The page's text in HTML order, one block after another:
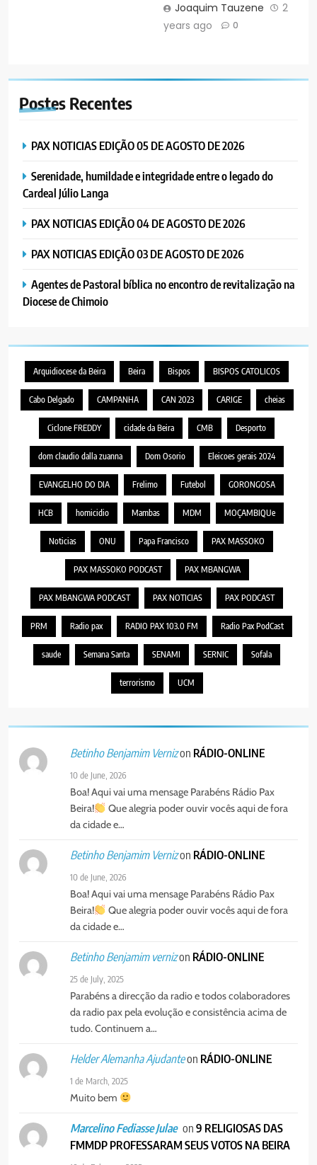
Joaquim Tauzene
2
years ago
0
Postes Recentes
PAX NOTICIAS EDIÇÃO 05 DE AGOSTO DE 2026
Serenidade, humildade e integridade entre o legado do
Cardeal Júlio Langa
PAX NOTICIAS EDIÇÃO 04 DE AGOSTO DE 2026
PAX NOTICIAS EDIÇÃO 03 DE AGOSTO DE 2026
Agentes de Pastoral bíblica no encontro de revitalização na
Diocese de Chimoio
Arquidiocese da Beira Beira Bispos BISPOS CATOLICOS
Cabo Delgado CAMPANHA CAN 2023 CARIGE cheias
Ciclone FREDDY cidade da Beira CMB Desporto
dom claudio dalla zuanna Dom Osorio Eleicoes gerais 2024
EVANGELHO DO DIA Frelimo Futebol GORONGOSA
HCB homicidio Mambas MDM MOÇAMBIQUe
Noticias ONU Papa Francisco PAX MASSOKO
PAX MASSOKO PODCAST PAX MBANGWA
PAX MBANGWA PODCAST PAX NOTICIAS PAX PODCAST
PRM Radio pax RADIO PAX 103.0 FM Radio Pax PodCast
saude Semana Santa SENAMI SERNIC Sofala
terrorismo UCM
Betinho Benjamim Vernizon RÁDIO-ONLINE
10 de June, 2026
Boa! Aqui vai uma mensage Parabéns Rádio Pax
Beira!
Que alegria poder ouvir vocês aqui de fora
da cidade e…
Betinho Benjamim Vernizon RÁDIO-ONLINE
10 de June, 2026
Boa! Aqui vai uma mensage Parabéns Rádio Pax
Beira!
Que alegria poder ouvir vocês aqui de fora
da cidade e…
Betinho Benjamim vernizon RÁDIO-ONLINE
25 de July, 2025
Parabéns a direcção da radio e todos colaboradores
da radio pax pela evolução e consistência acima de
tudo. Continuem a…
Helder Alemanha Ajudanteon RÁDIO-ONLINE
1 de March, 2025
Muito bem
Marcelino Fediasse Julae on9 RELIGIOSAS DAS
FMMDP PROFESSARAM SEUS VOTOS NA BEIRA